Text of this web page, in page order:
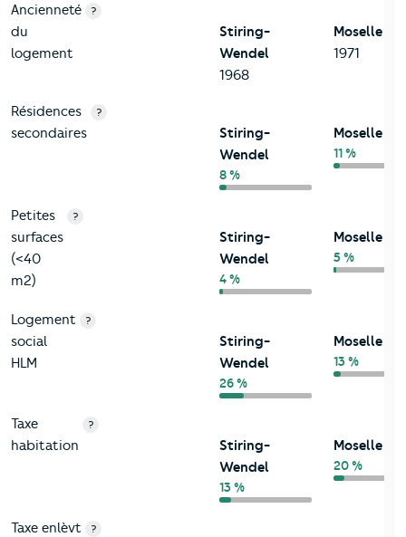
Ancienneté
du
logement
?
Stiring-
Wendel
1968
Moselle
1971
Résidences
secondaires
?
Stiring-
Wendel
8 %
Moselle
11 %
Petites
surfaces
(<40
m2)
?
Stiring-
Wendel
4 %
Moselle
5 %
Logement
social
HLM
?
Stiring-
Wendel
26 %
Moselle
13 %
Taxe
habitation
?
Stiring-
Wendel
13 %
Moselle
20 %
Taxe enlèvt
?